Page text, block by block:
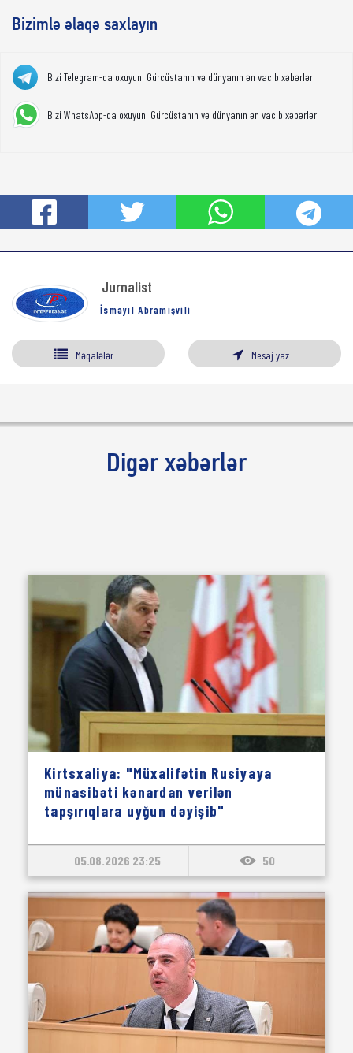
Bizimlə əlaqə saxlayın
Bizi Telegram-da oxuyun. Gürcüstanın və dünyanın ən vacib xəbərləri
Bizi WhatsApp-da oxuyun. Gürcüstanın və dünyanın ən vacib xəbərləri
Jurnalist
İsmayıl Abramişvili
Məqalələr Mesaj yaz
Digər xəbərlər
Kirtsxaliya: "Müxalifətin Rusiyaya
münasibəti kənardan verilən
tapşırıqlara uyğun dəyişib"
05.08.2026 23:25 50